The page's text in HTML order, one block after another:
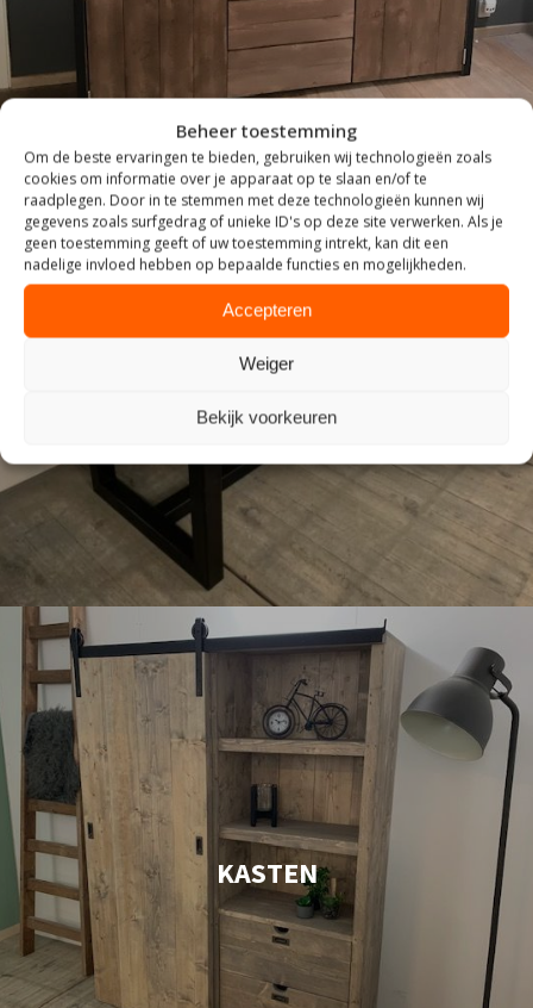
Beheer toestemming
Om de beste ervaringen te bieden, gebruiken wij technologieën zoals
cookies om informatie over je apparaat op te slaan en/of te
raadplegen. Door in te stemmen met deze technologieën kunnen wij
gegevens zoals surfgedrag of unieke ID's op deze site verwerken. Als je
geen toestemming geeft of uw toestemming intrekt, kan dit een
nadelige invloed hebben op bepaalde functies en mogelijkheden.
Accepteren
Weiger
Bekijk voorkeuren
KASTEN